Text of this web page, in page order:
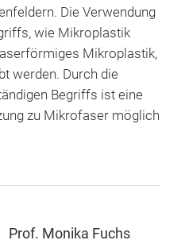
Die Verwendung
wie Mikroplastik
Mikroplastik,
werden. Durch die
Begriffs ist eine
zu Mikrofaser möglich
Prof. Monika Fuchs